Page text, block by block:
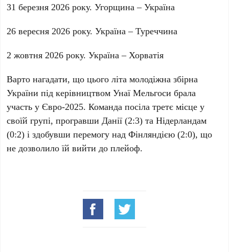
31 березня 2026 року. Угорщина – Україна
26 вересня 2026 року. Україна – Туреччина
2 жовтня 2026 року. Україна – Хорватія
Варто нагадати, що цього літа молодіжна збірна
України під керівництвом Унаї Мельгоси брала
участь у Євро-2025. Команда посіла третє місце у
своїй групі, програвши Данії (2:3) та Нідерландам
(0:2) і здобувши перемогу над Фінляндією (2:0), що
не дозволило їй вийти до плейоф.